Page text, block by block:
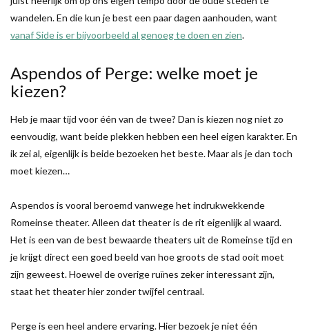
wandelen. En die kun je best een paar dagen aanhouden, want
vanaf Side is er bijvoorbeeld al genoeg te doen en zien.
Aspendos of Perge: welke moet je
kiezen?
Heb je maar tijd voor één van de twee? Dan is kiezen nog niet zo
eenvoudig, want beide plekken hebben een heel eigen karakter. En
ik zei al, eigenlijk is beide bezoeken het beste. Maar als je dan toch
moet kiezen…
Aspendos is vooral beroemd vanwege het indrukwekkende
Romeinse theater. Alleen dat theater is de rit eigenlijk al waard.
Het is een van de best bewaarde theaters uit de Romeinse tijd en
je krijgt direct een goed beeld van hoe groots de stad ooit moet
zijn geweest. Hoewel de overige ruïnes zeker interessant zijn,
staat het theater hier zonder twijfel centraal.
Perge is een heel andere ervaring. Hier bezoek je niet één